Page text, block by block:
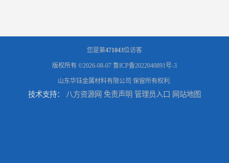
您是第471043位访客
版权所有 ©2026-08-07 鲁ICP备2022040891号-3
山东华钰金属材料有限公司 保留所有权利.
技术支持： 八方资源网 免责声明 管理员入口 网站地图